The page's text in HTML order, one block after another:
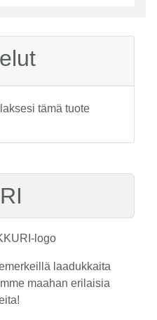
tämä tuote
laadukkaita
maahan erilaisia